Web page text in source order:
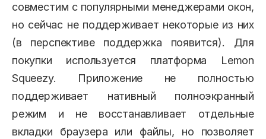
совместим с популярными менеджерами окон,
но сейчас не поддерживает некоторые из них
(в перспективе поддержка появится). Для
покупки используется платформа Lemon
Squeezy. Приложение не полностью
поддерживает нативный полноэкранный
режим и не восстанавливает отдельные
вкладки браузера или файлы, но позволяет